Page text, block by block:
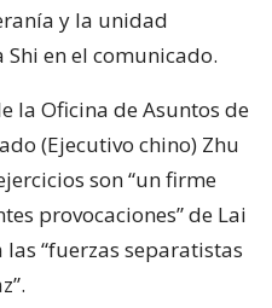
y la unidad
Shi en el comunicado.
la Oficina de Asuntos de
(Ejecutivo chino) Zhu
son “un firme
provocaciones” de Lai
las “fuerzas separatistas